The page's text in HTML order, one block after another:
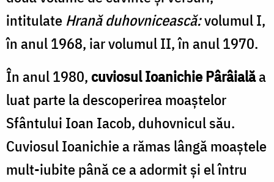
intitulate Hrană duhovnicească:volumul I,
în anul 1968, iar volumul II, în anul 1970.
În anul 1980,cuviosul Ioanichie Pârâialăa
luat parte la descoperirea moaştelor
Sfântului Ioan Iacob, duhovnicul său.
Cuviosul Ioanichie a rămas lângă moaştele
mult-iubite până ce a adormit şi el întru